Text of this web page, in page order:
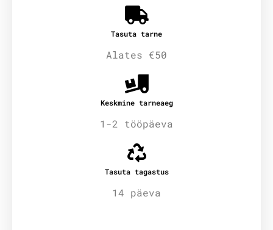
Tasuta tarne
Alates €50
Keskmine tarneaeg
1-2 tööpäeva
Tasuta tagastus
14 päeva